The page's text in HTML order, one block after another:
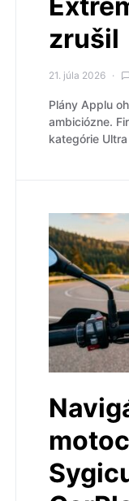
zrušil
21. júla 2026
Plány Applu
ambiciózne.
kategórie